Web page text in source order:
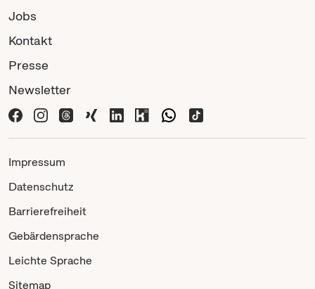
Jobs
Kontakt
Presse
Newsletter
Impressum
Datenschutz
Barrierefreiheit
Gebärdensprache
Leichte Sprache
Sitemap